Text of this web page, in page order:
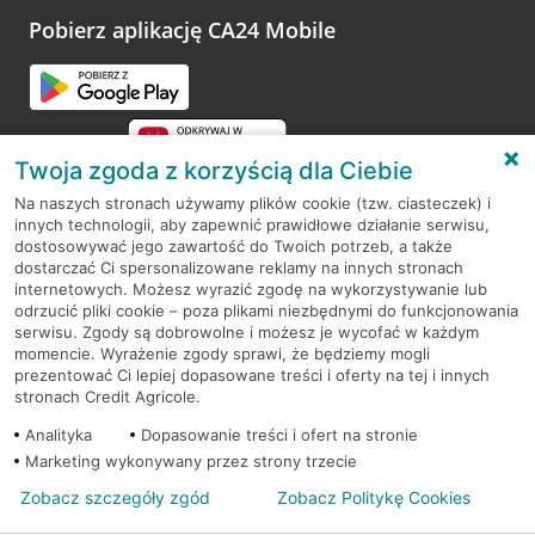
opinie.
Pobierz aplikację CA24 Mobile
RODO
Regulamin serwisu
Mapa serwisu
PolitykaCookies
© 2026 Credit Agricole Bank Polska S.A. Wszelkie prawa zastrzeżone
Twoja zgoda z korzyścią dla Ciebie
Na naszych stronach używamy plików cookie (tzw. ciasteczek) i
innych technologii, aby zapewnić prawidłowe działanie serwisu,
dostosowywać jego zawartość do Twoich potrzeb, a także
dostarczać Ci spersonalizowane reklamy na innych stronach
internetowych. Możesz wyrazić zgodę na wykorzystywanie lub
odrzucić pliki cookie – poza plikami niezbędnymi do funkcjonowania
serwisu. Zgody są dobrowolne i możesz je wycofać w każdym
momencie. Wyrażenie zgody sprawi, że będziemy mogli
prezentować Ci lepiej dopasowane treści i oferty na tej i innych
stronach Credit Agricole.
Analityka
Dopasowanie treści i ofert na stronie
Marketing wykonywany przez strony trzecie
Zobacz szczegóły zgód Zobacz Politykę Cookies